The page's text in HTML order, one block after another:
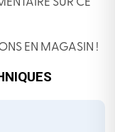
SUR CE
EN MAGASIN !